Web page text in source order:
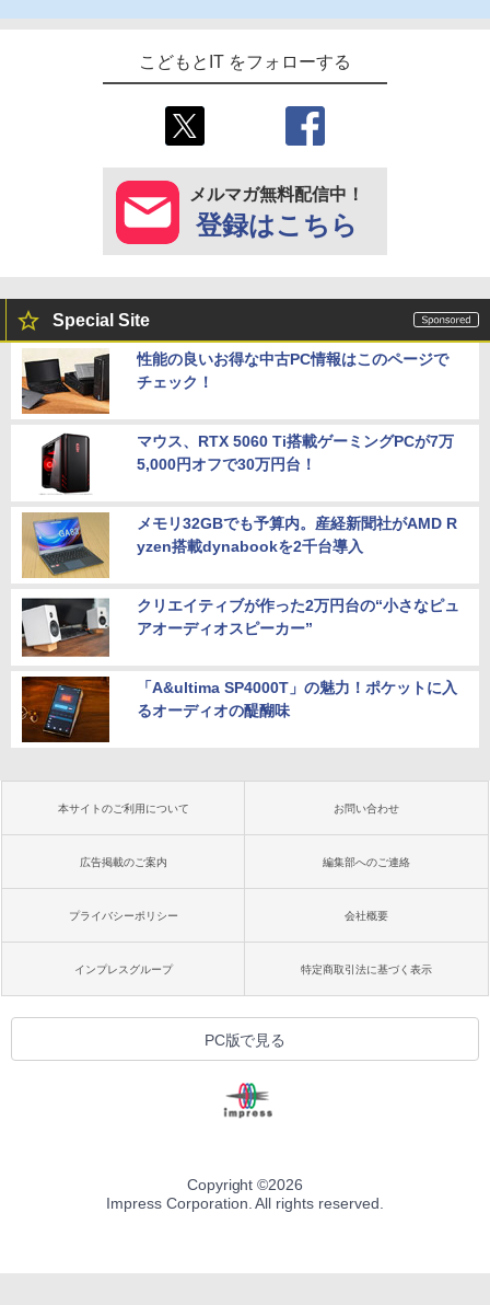
こどもとIT をフォローする
メルマガ無料配信中！
登録はこちら
Special Site
性能の良いお得な中古PC情報はこのページで
チェック！
マウス、RTX 5060 Ti搭載ゲーミングPCが7万
5,000円オフで30万円台！
メモリ32GBでも予算内。産経新聞社がAMD R
yzen搭載dynabookを2千台導入
クリエイティブが作った2万円台の“小さなピュ
アオーディオスピーカー”
「A&ultima SP4000T」の魅力！ポケットに入
るオーディオの醍醐味
本サイトのご利用について お問い合わせ
広告掲載のご案内 編集部へのご連絡
プライバシーポリシー 会社概要
インプレスグループ 特定商取引法に基づく表示
PC版で見る
Copyright ©2026
Impress Corporation. All rights reserved.